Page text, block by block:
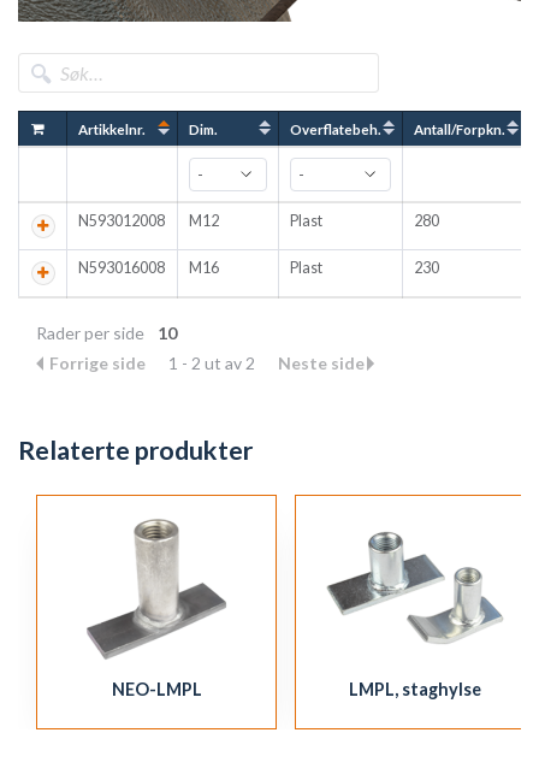
Artikkelnr. Dim. Overflatebeh. Antall/Forpkn.
N593012008 M12 Plast 280
N593016008 M16 Plast 230
Rader per side
10
Forrige side
1 - 2 ut av 2 Neste side
Relaterte produkter
NEO-LMPL LMPL, staghylse